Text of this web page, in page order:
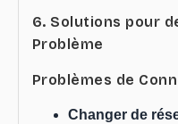
6. Solutions pour
Problème
Problèmes de
Changer de